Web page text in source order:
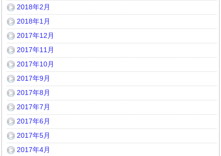
2018年2月
2018年1月
2017年12月
2017年11月
2017年10月
2017年9月
2017年8月
2017年7月
2017年6月
2017年5月
2017年4月